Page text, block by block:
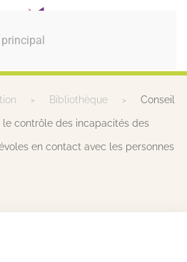
Bibliothèque Conseil
le contrôle des incapacités des
en contact avec les personnes